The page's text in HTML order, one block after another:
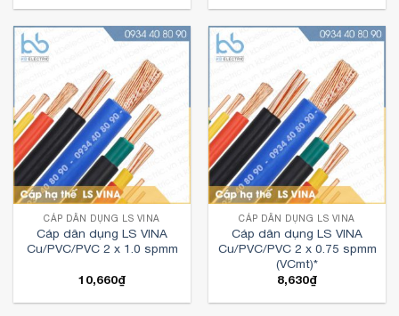
CÁP DÂN DỤNG LS VINA
Cáp dân dụng LS VINA
Cu/PVC/PVC 2 x 1.0 spmm
10,660₫
CÁP DÂN DỤNG LS VINA
Cáp dân dụng LS VINA
Cu/PVC/PVC 2 x 0.75 spmm
(VCmt)*
8,630₫